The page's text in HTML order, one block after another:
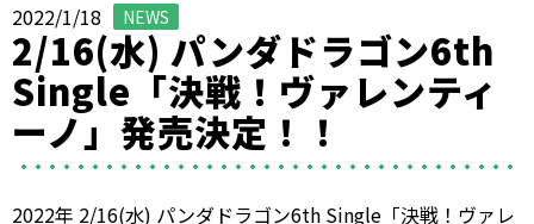
2022/1/18 NEWS
2/16(水) パンダドラゴン6th
Single「決戦！ヴァレンティ
ーノ」発売決定！！
2022年 2/16(水) パンダドラゴン6th Single「決戦！ヴァレ